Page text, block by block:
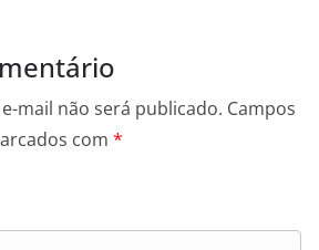
mail não será publicado. Campos
com *